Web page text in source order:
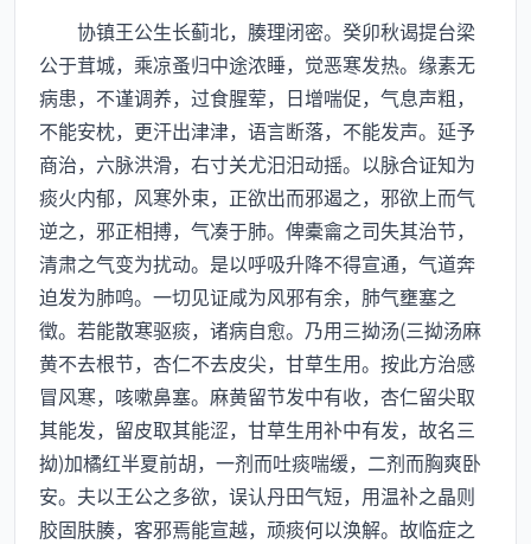
协镇王公生长蓟北，腠理闭密。癸卯秋谒提台梁
公于茸城，乘凉蚤归中途浓睡，觉恶寒发热。缘素无
病患，不谨调养，过食腥荤，日增喘促，气息声粗，
不能安枕，更汗出津津，语言断落，不能发声。延予
商治，六脉洪滑，右寸关尤汨汨动摇。以脉合证知为
痰火内郁，风寒外束，正欲出而邪遏之，邪欲上而气
逆之，邪正相搏，气凑于肺。俾橐龠之司失其治节，
清肃之气变为扰动。是以呼吸升降不得宣通，气道奔
迫发为肺鸣。一切见证咸为风邪有余，肺气壅塞之
徵。若能散寒驱痰，诸病自愈。乃用三拗汤(三拗汤麻
黄不去根节，杏仁不去皮尖，甘草生用。按此方治感
冒风寒，咳嗽鼻塞。麻黄留节发中有收，杏仁留尖取
其能发，留皮取其能涩，甘草生用补中有发，故名三
拗)加橘红半夏前胡，一剂而吐痰喘缓，二剂而胸爽卧
安。夫以王公之多欲，误认丹田气短，用温补之晶则
胶固肤腠，客邪焉能宣越，顽痰何以涣解。故临症之